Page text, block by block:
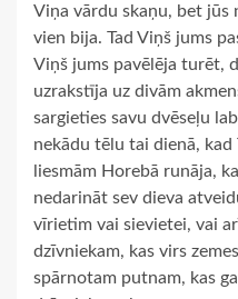
Viņa vārdu skaņu, bet jūs
vien bija. Tad Viņš jums
Viņš jums pavēlēja turēt,
uzrakstīja uz divām
sargieties savu dvēseļu
nekādu tēlu tai dienā, kad
liesmām Horebā runāja,
nedarināt sev dieva
vīrietim vai sievietei, vai
dzīvniekam, kas virs
spārnotam putnam, kas